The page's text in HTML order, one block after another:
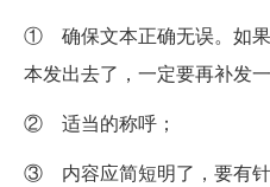
① 确保文本正确无误。如果
本发出去了，一定要再补发
② 适当的称呼；
③ 内容应简短明了，要有针